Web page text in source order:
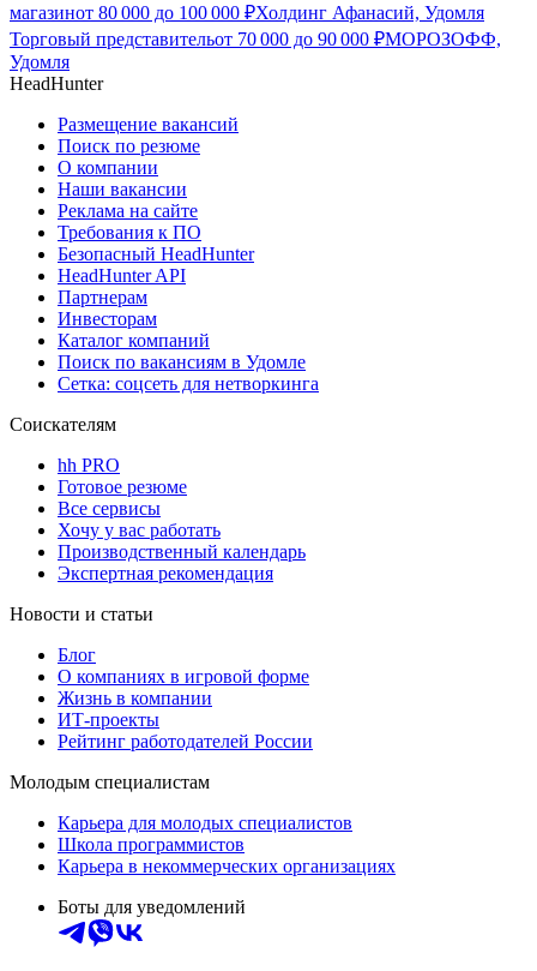
магазинот 80 000 до 100 000 ₽Холдинг Афанасий, Удомля
Торговый представительот 70 000 до 90 000 ₽МОРОЗОФФ,
Удомля
HeadHunter
Размещение вакансий
Поиск по резюме
О компании
Наши вакансии
Реклама на сайте
Требования к ПО
Безопасный HeadHunter
HeadHunter API
Партнерам
Инвесторам
Каталог компаний
Поиск по вакансиям в Удомле
Сетка: соцсеть для нетворкинга
Соискателям
hh PRO
Готовое резюме
Все сервисы
Хочу у вас работать
Производственный календарь
Экспертная рекомендация
Новости и статьи
Блог
О компаниях в игровой форме
Жизнь в компании
ИТ-проекты
Рейтинг работодателей России
Молодым специалистам
Карьера для молодых специалистов
Школа программистов
Карьера в некоммерческих организациях
Боты для уведомлений